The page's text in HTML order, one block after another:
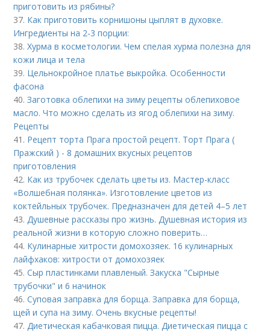
приготовить из рябины?
37. Как приготовить корнишоны цыплят в духовке.
Ингредиенты на 2-3 порции:
38.Хурма в косметологии. Чем спелая хурма полезна для
кожи лица и тела
39. Цельнокройное платье выкройка. Особенности
фасона
40.Заготовка облепихи на зиму рецепты облепиховое
масло. Что можно сделать из ягод облепихи на зиму.
Рецепты
41. Рецепт торта Прага простой рецепт. Торт Прага (
Пражский ) - 8 домашних вкусных рецептов
приготовления
42. Как из трубочек сделать цветы из. Мастер-класс
«Волшебная полянка». Изготовление цветов из
коктейльных трубочек. Предназначен для детей 4–5 лет
43.Душевные рассказы про жизнь. Душевная история из
реальной жизни в которую сложно поверить…
44. Кулинарные хитрости домохозяек. 16 кулинарных
лайфхаков: хитрости от домохозяек
45.Сыр пластинками плавленый. Закуска "Сырные
трубочки" и 6 начинок
46.Суповая заправка для борща. Заправка для борща,
щей и супа на зиму. Очень вкусные рецепты!
47.Диетическая кабачковая пицца. Диетическая пицца с